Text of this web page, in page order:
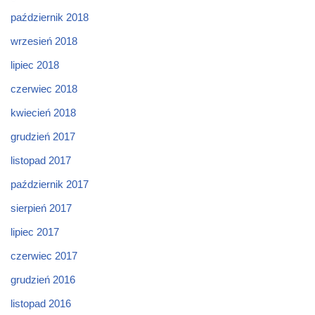
październik 2018
wrzesień 2018
lipiec 2018
czerwiec 2018
kwiecień 2018
grudzień 2017
listopad 2017
październik 2017
sierpień 2017
lipiec 2017
czerwiec 2017
grudzień 2016
listopad 2016